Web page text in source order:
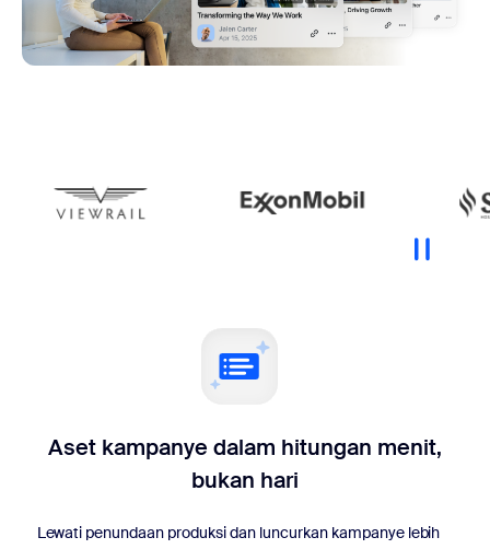
Aset kampanye dalam hitungan menit,
bukan hari
Lewati penundaan produksi dan luncurkan kampanye lebih